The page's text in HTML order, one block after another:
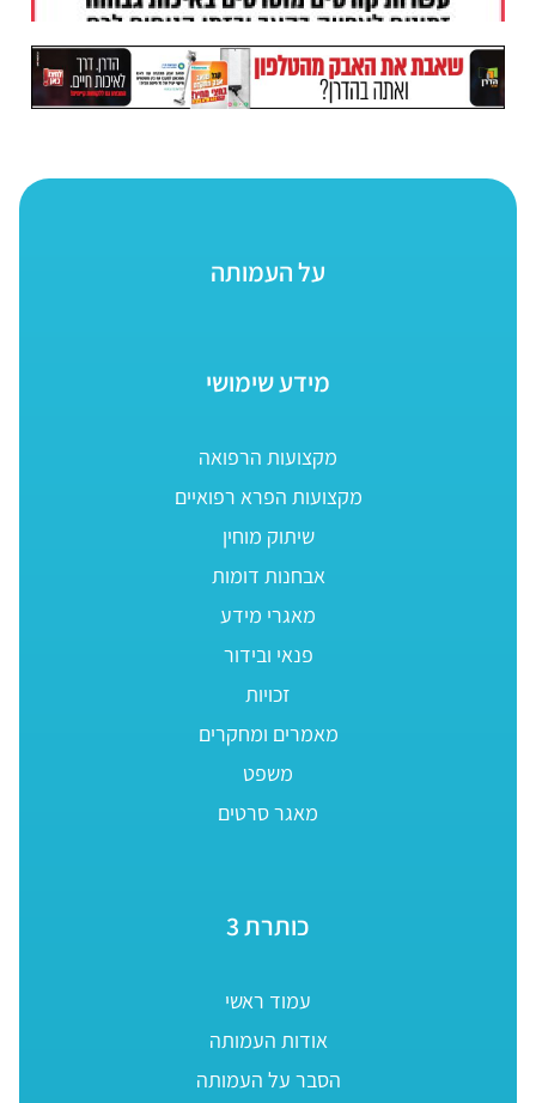
על העמותה
מידע שימושי
מקצועות הרפואה
מקצועות הפרא רפואיים
שיתוק מוחין
אבחנות דומות
מאגרי מידע
פנאי ובידור
זכויות
מאמרים ומחקרים
משפט
מאגר סרטים
כותרת 3
עמוד ראשי
אודות העמותה
הסבר על העמותה